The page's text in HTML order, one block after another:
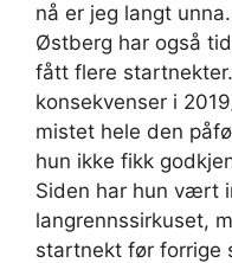
nå er jeg langt unna.
Østberg har også
fått flere
konsekvenser i
mistet hele den
hun ikke fikk
Siden har hun vært
langrennssirkuset,
startnekt før forrige